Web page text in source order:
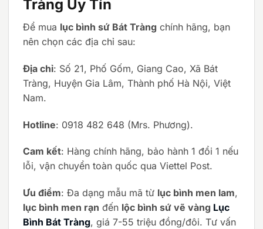
Tràng Uy Tín
Để mua lục bình sứ Bát Tràng chính hãng, bạn
nên chọn các địa chỉ sau:
Địa chỉ: Số 21, Phố Gốm, Giang Cao, Xã Bát
Tràng, Huyện Gia Lâm, Thành phố Hà Nội, Việt
Nam.
Hotline: 0918 482 648 (Mrs. Phương).
Cam kết: Hàng chính hãng, bảo hành 1 đổi 1 nếu
lỗi, vận chuyển toàn quốc qua Viettel Post.
Ưu điểm: Đa dạng mẫu mã từ lục bình men lam,
lục bình men rạn đến lộc bình sứ vẽ vàng Lục
Bình Bát Tràng, giá 7-55 triệu đồng/đôi. Tư vấn